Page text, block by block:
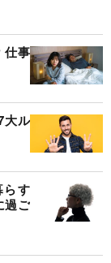
仕事
大ル
らす
過ご